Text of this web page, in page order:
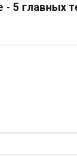
5 главных